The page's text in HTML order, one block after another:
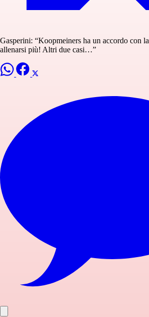
Gasperini: “Koopmeiners ha un accordo con
allenarsi più! Altri due casi…”